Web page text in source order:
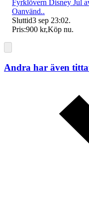
Fyrklövern Disney Jul
Oanvänd..
Sluttid3 sep 23:02.
Pris:900 kr,Köp nu.
Andra har även